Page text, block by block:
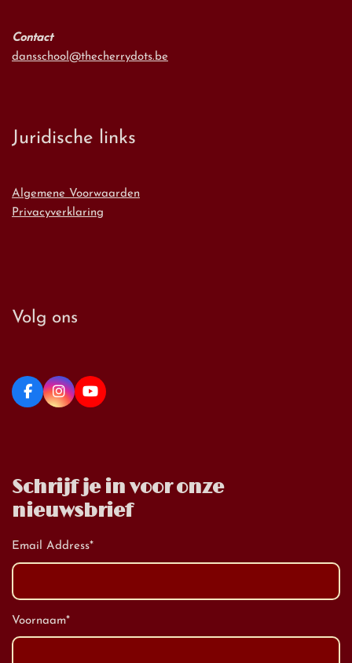
Contact
dansschool@thecherrydots.be
Juridische links
Algemene Voorwaarden
Privacyverklaring
Volg ons
Schrijf je in voor onze
nieuwsbrief
Email Address*
Voornaam*